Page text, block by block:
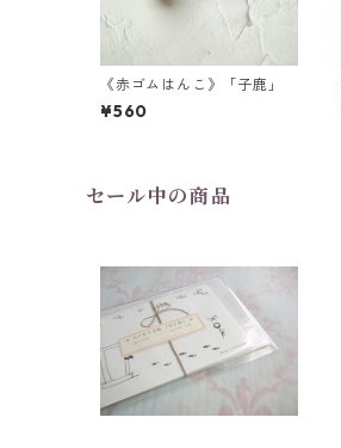
《赤ゴムはんこ》「子鹿」
¥560
セール中の商品